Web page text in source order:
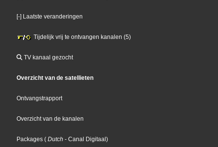
[-] Laatste veranderingen
Tijdelijk vrij te ontvangen kanalen (5)
TV kanaal gezocht
Overzicht van de satellieten
Ontvangstrapport
Overzicht van de kanalen
Packages ( Dutch - Canal Digitaal)